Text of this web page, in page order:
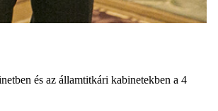
és az államtitkári kabinetekben a 4